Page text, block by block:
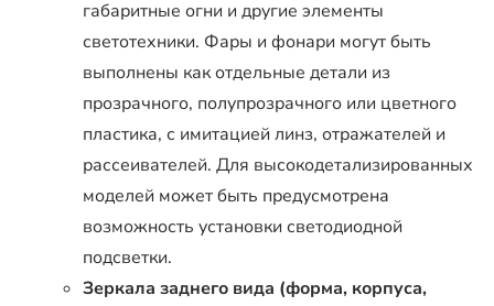
габаритные огни и другие элементы
светотехники. Фары и фонари могут быть
выполнены как отдельные детали из
прозрачного, полупрозрачного или цветного
пластика, с имитацией линз, отражателей и
рассеивателей. Для высокодетализированных
моделей может быть предусмотрена
возможность установки светодиодной
подсветки.
Зеркала заднего вида (форма, корпуса,